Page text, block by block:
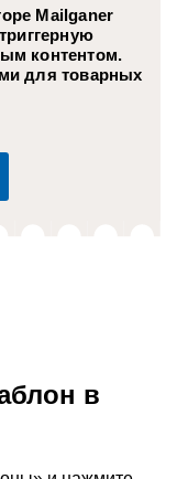
Mailganer
контентом.
для товарных
в